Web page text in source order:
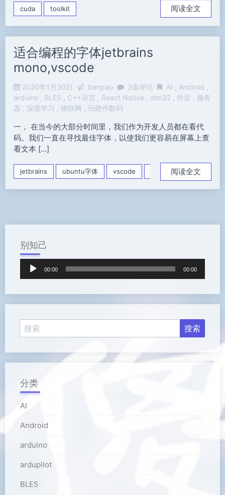
cuda toolkit 阅读全文
适合编程的字体jetbrains
mono,vscode
2020年1月30日 benpao 2条评论 AI
Android
arduino
BLE5 C++语言 React Native stm32 外设
服务
器
深度学习 物联网 玩硬件数码
一， 在当今的大部分时间里，我们作为开发人员都在看代
码。我们一直在寻找最佳字体，以使我们更容易在屏幕上查
看文本 […]
jetbrains ubuntu字体 vscode 编程字体阅读全文
别知己
放
00:00 00:00
分类
AI
Android
arduino
ardupilot
BLE5